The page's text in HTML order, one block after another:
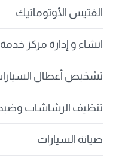
الفتيس الأوتوماتيك
انشاء و إدارة مركز
تشخيص أعطال السيارات
تنظيف الرشاشات
صيانة السيارات